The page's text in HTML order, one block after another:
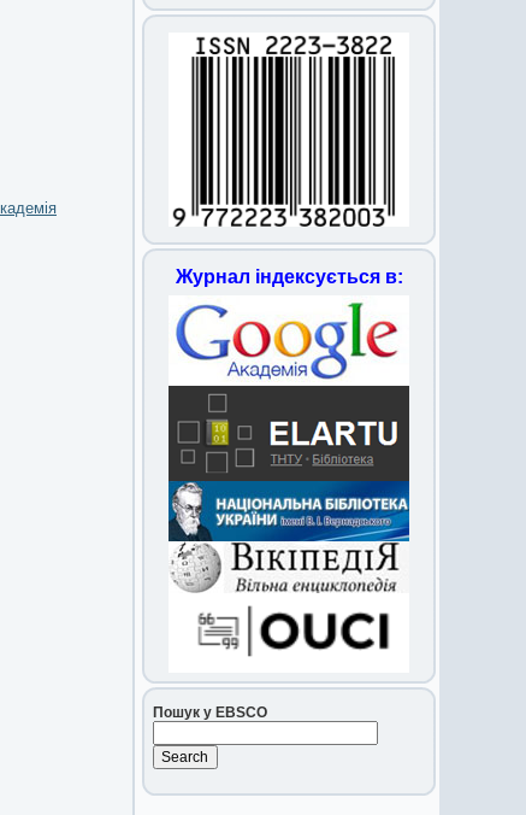
Журнал індексується в:
Пошук у EBSCO